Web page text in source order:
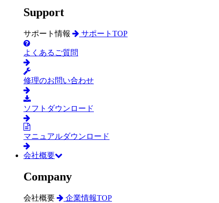
Support
サポート情報 サポートTOP
よくあるご質問
修理のお問い合わせ
ソフトダウンロード
マニュアルダウンロード
会社概要
Company
会社概要 企業情報TOP